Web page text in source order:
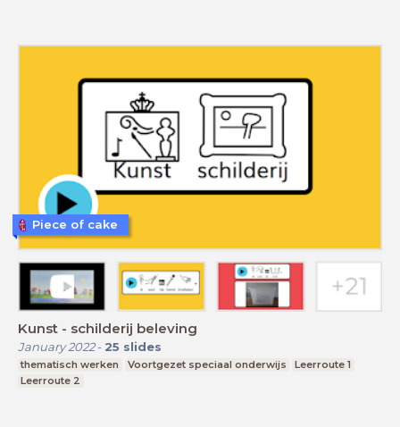
Kunst - schilderij beleving
January 2022- 25 slides
thematisch werken Voortgezet speciaal onderwijs
Leerroute 1
Leerroute 2
Piece of cake